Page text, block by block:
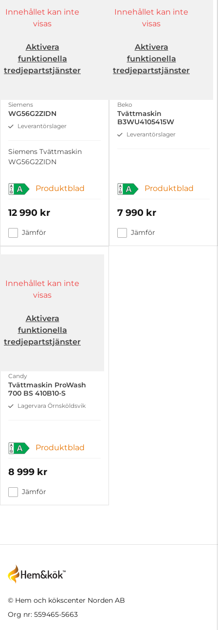
Innehållet kan inte
visas
Aktivera
funktionella
tredjepartstjänster
Siemens
WG56G2ZIDN
Leverantörslager
Siemens Tvättmaskin
WG56G2ZIDN
A Produktblad
12 990 kr
Jämför
Innehållet kan inte
visas
Aktivera
funktionella
tredjepartstjänster
Beko
Tvättmaskin
B3WU4105415W
Leverantörslager
A Produktblad
7 990 kr
Jämför
Innehållet kan inte
visas
Aktivera
funktionella
tredjepartstjänster
Candy
Tvättmaskin ProWash
700 BS 410B10-S
Lagervara Örnsköldsvik
A Produktblad
8 999 kr
Jämför
© Hem och kökscenter Norden AB
Org nr: 559465-5663